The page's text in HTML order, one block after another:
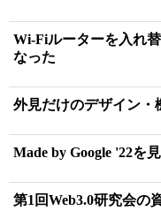
Wi-Fiルーターを入れ
なった
外見だけのデザイン・
Made by Google '22を
第1回Web3.0研究会の